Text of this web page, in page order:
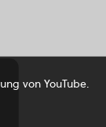
von YouTube.